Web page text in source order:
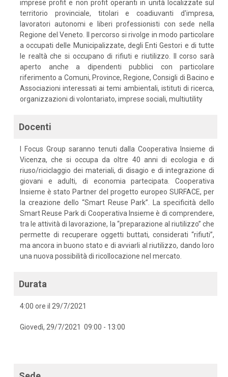
imprese profit e non profit operanti in unità localizzate sul
territorio provinciale, titolari e coadiuvanti d'impresa,
lavoratori autonomi e liberi professionisti con sede nella
Regione del Veneto. Il percorso si rivolge in modo particolare
a occupati delle Municipalizzate, degli Enti Gestori e di tutte
le realtà che si occupano di rifiuti e riutilizzo. Il corso sarà
aperto anche a dipendenti pubblici con particolare
riferimento a Comuni, Province, Regione, Consigli di Bacino e
Associazioni interessati ai temi ambientali, istituti di ricerca,
organizzazioni di volontariato, imprese sociali, multiutility
Docenti
I Focus Group saranno tenuti dalla Cooperativa Insieme di
Vicenza, che si occupa da oltre 40 anni di ecologia e di
riuso/riciclaggio dei materiali, di disagio e di integrazione di
giovani e adulti, di economia partecipata. Cooperativa
Insieme è stato Partner del progetto europeo SURFACE, per
la creazione dello “Smart Reuse Park”. La specificità dello
Smart Reuse Park di Cooperativa Insieme è di comprendere,
tra le attività di lavorazione, la “preparazione al riutilizzo” che
permette di recuperare oggetti buttati, considerati “rifiuti”,
ma ancora in buono stato e di avviarli al riutilizzo, dando loro
una nuova possibilità di ricollocazione nel mercato.
Durata
4:00 ore il 29/7/2021
Giovedì, 29/7/2021 09:00 - 13:00